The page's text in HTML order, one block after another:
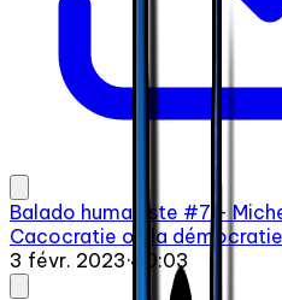
Balado humaniste #7 -
Cacocratie ou la
3 févr. 2023·40:03